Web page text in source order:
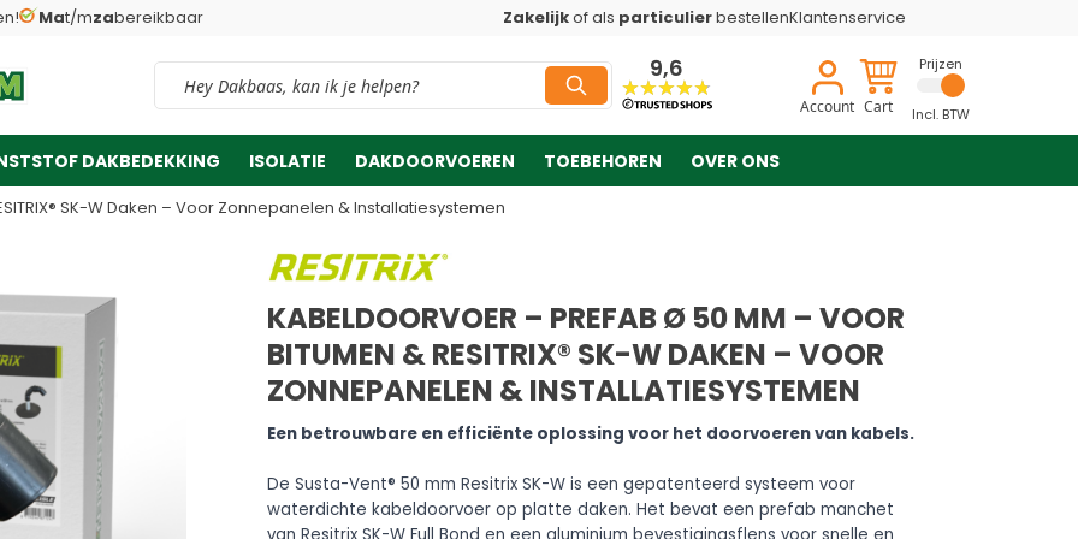
Mat/mzabereikbaar Zakelijkof als particulierbestellenKlantenservice
Vind snel jouw product 9,6
Account Cart
Prijzen
Incl. BTW
DAKBEDEKKING ISOLATIE DAKDOORVOEREN TOEBEHOREN OVER ONS
SK-W Daken – Voor Zonnepanelen & Installatiesystemen
KABELDOORVOER – PREFAB Ø 50 MM – VOOR
BITUMEN & RESITRIX® SK-W DAKEN – VOOR
ZONNEPANELEN & INSTALLATIESYSTEMEN
Een betrouwbare en efficiënte oplossing voor het doorvoeren van kabels.
De Susta-Vent® 50 mm Resitrix SK-W is een gepatenteerd systeem voor
waterdichte kabeldoorvoer op platte daken. Het bevat een prefab manchet
van Resitrix SK-W Full Bond en een aluminium bevestigingsflens voor snelle en